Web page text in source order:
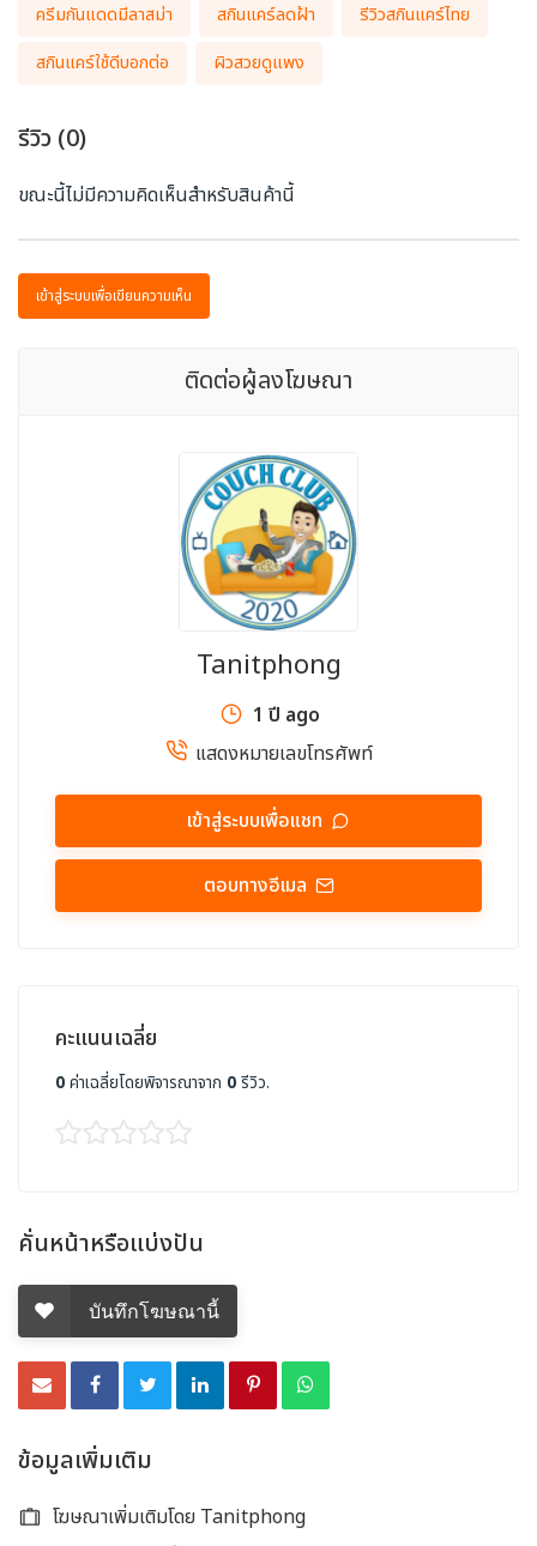
ครีมกันแดดมีลาสม่า
สกินแคร์ลดฝ้า
รีวิวสกินแคร์ไทย
สกินแคร์ใช้ดีบอกต่อ
ผิวสวยดูแพง
รีวิว (0)
ขณะนี้ไม่มีความคิดเห็นสำหรับสินค้านี้
เข้าสู่ระบบเพื่อเขียนความเห็น
ติดต่อผู้ลงโฆษณา
Tanitphong
1 ปี ago
แสดงหมายเลขโทรศัพท์
เข้าสู่ระบบเพื่อแชท
ตอบทางอีเมล
คะแนนเฉลี่ย
0 ค่าเฉลี่ยโดยพิจารณาจาก 0 รีวิว.
คั่นหน้าหรือแบ่งปัน
บันทึกโฆษณานี้
ข้อมูลเพิ่มเติม
โฆษณาเพิ่มเติมโดย Tanitphong